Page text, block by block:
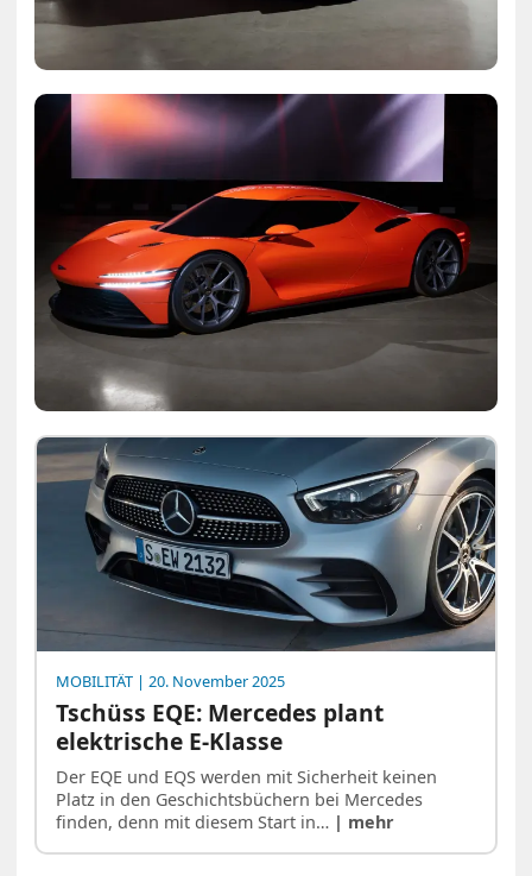
MOBILITÄT | 20. November 2025
Tschüss EQE: Mercedes plant
elektrische E-Klasse
Der EQE und EQS werden mit Sicherheit keinen
Platz in den Geschichtsbüchern bei Mercedes
finden, denn mit diesem Start in… | mehr